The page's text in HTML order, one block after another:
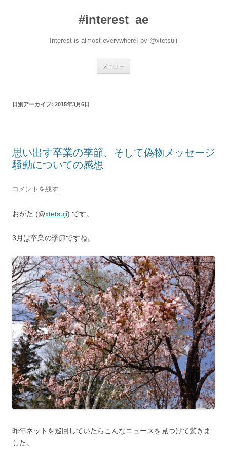
#interest_ae
Interest is almost everywhere! by @xtetsuji
メニュー
日別アーカイブ: 2015年3月6日
思い出す卒業の季節、そして偽物メッセージ
騒動についての感想
コメントを残す
おがた (@xtetsuji) です。
3月は卒業の季節ですね。
昨年ネットを巡回していたらこんなニュースを見つけて驚きま
した。